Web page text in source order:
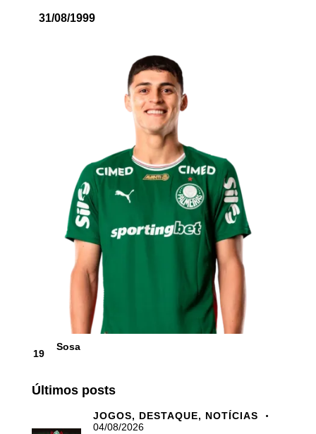
31/08/1999
19
Sosa
Últimos posts
JOGOS, DESTAQUE, NOTÍCIAS
04/08/2026